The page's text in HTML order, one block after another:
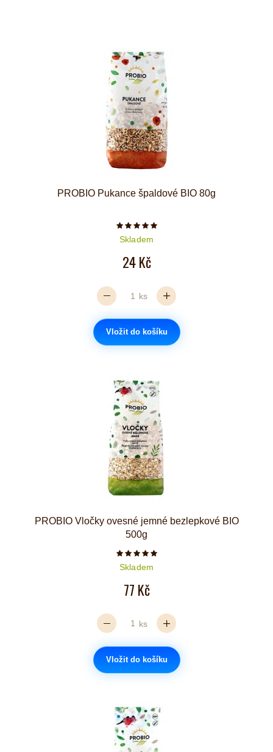
PROBIO Pukance špaldové BIO 80g
Počet hvězdiček je 5 z 5
Skladem
24 Kč
ks
Vložit do košíku
PROBIO Vločky ovesné jemné bezlepkové BIO
500g
Počet hvězdiček je 5 z 5
Skladem
77 Kč
ks
Vložit do košíku